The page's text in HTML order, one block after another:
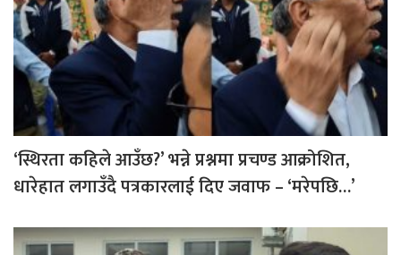
‘स्थिरता कहिले आउँछ?’ भन्ने प्रश्नमा प्रचण्ड आक्रोशित,
धारेहात लगाउँदै पत्रकारलाई दिए जवाफ – ‘मरेपछि…’